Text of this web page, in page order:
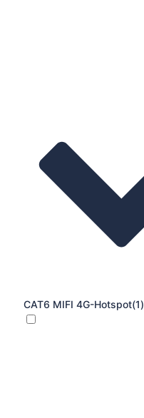
CAT6 MIFI 4G-Hotspot(1)